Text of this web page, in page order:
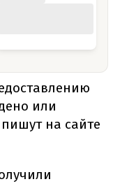
или
на сайте